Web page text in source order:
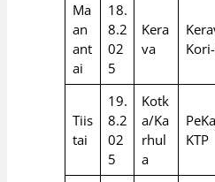
Ma
an
ant
ai
18.
8.2
02
5
Kera
va
Tiis
tai
19.
8.2
02
5
Kotk
a/Ka
rhul
a
KTP